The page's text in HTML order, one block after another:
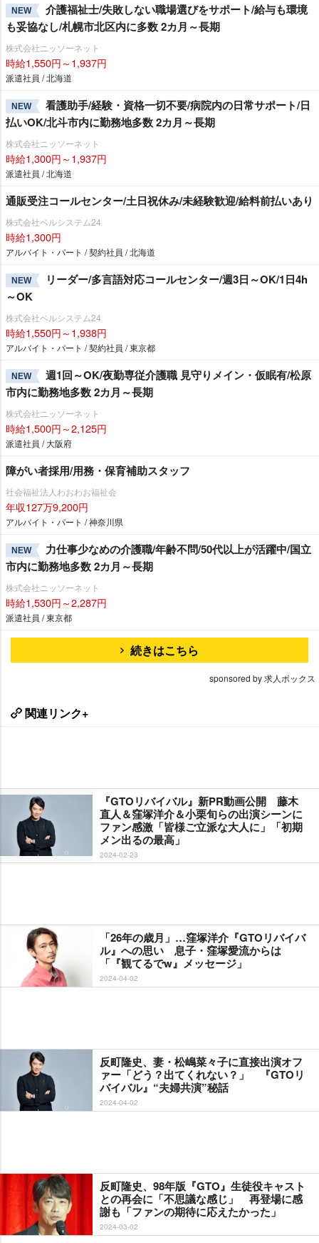
NEW
介護福祉士/失敗しない職場選びをサポート/給与も環境
も妥協なし/札幌市北区内に多数 2カ月～長期
株式会社ニッソーネット
時給1,550円～1,937円
派遣社員 / 北海道
NEW
看護助手/経験・資格一切不要/病院内の日常サポート/日
払いOK/北斗市内に勤務地多数 2カ月～長期
株式会社ニッソーネット
時給1,300円～1,937円
派遣社員 / 北海道
通販受注コールセンター/土日祝休み/未経験歓迎/給料前払いあり
株式会社ベルシステム24
時給1,300円
アルバイト・パート / 契約社員 / 北海道
NEW
リーダー/多言語対応コールセンター/週3日～OK/1日4h
～OK
株式会社ベルシステム24
時給1,550円～1,938円
アルバイト・パート / 契約社員 / 東京都
NEW
週1回～OK/夜勤専従介護職 見守りメイン・仮眠有/松原
市内に勤務地多数 2カ月～長期
株式会社ニッソーネット
時給1,500円～2,125円
派遣社員 / 大阪府
障がい者採用/用務・保育補助スタッフ
社会福祉法人わおわお福祉会
年収127万9,200円
アルバイト・パート / 神奈川県
NEW
力仕事少なめの介護職/年齢不問/50代以上が活躍中/国立
市内に勤務地多数 2カ月～長期
株式会社ニッソーネット
時給1,530円～2,287円
派遣社員 / 東京都
続きはこちら
sponsored by 求人ボックス
関連リンク+
『GTOリバイバル』新PR動画公開 藤木
直人＆窪塚洋介＆小栗旬らの出演シーンに
ファン感激「皆様ご立派な大人に」「初期
メン出るの最高」
2024-02-23
「26年の歳月」…窪塚洋介『GTOリバイバ
ル』への思い 息子・窪塚愛流からは
「『観てるでw』メッセージ」
2024-04-02
反町隆史、妻・松嶋菜々子に直接出演オフ
ァー「どう？出てくれない？」 『GTOリ
バイバル』“夫婦共演”秘話
2024-04-02
反町隆史、98年版『GTO』生徒役キャスト
との再会に「不思議な感じ」 再登場に感
謝も「ファンの期待に応えたかった」
2024-03-02